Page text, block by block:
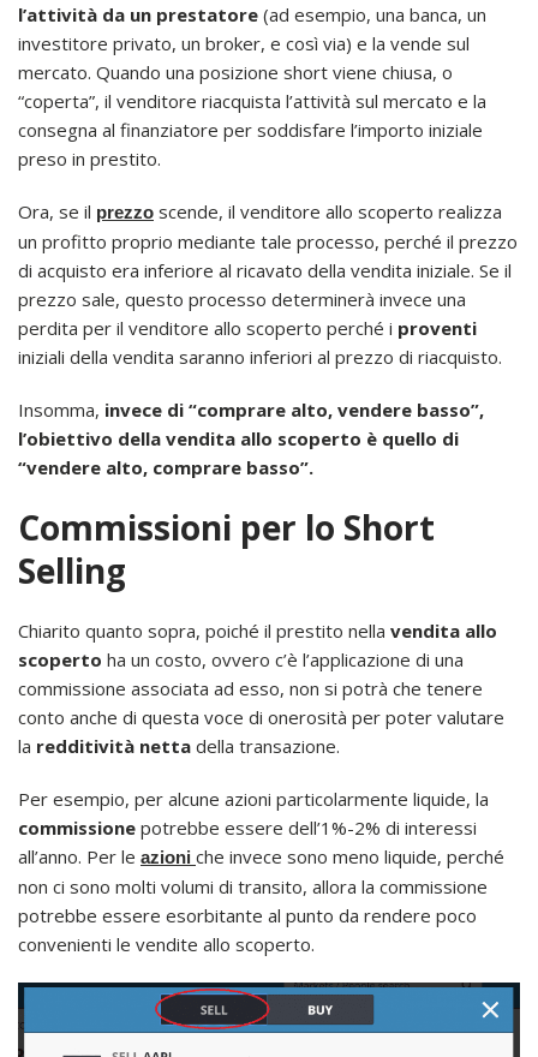
l’attività da un prestatore (ad esempio, una banca, un
investitore privato, un broker, e così via) e la vende sul
mercato. Quando una posizione short viene chiusa, o
“coperta”, il venditore riacquista l’attività sul mercato e la
consegna al finanziatore per soddisfare l’importo iniziale
preso in prestito.
Ora, se il prezzo scende, il venditore allo scoperto realizza
un profitto proprio mediante tale processo, perché il prezzo
di acquisto era inferiore al ricavato della vendita iniziale. Se il
prezzo sale, questo processo determinerà invece una
perdita per il venditore allo scoperto perché i proventi
iniziali della vendita saranno inferiori al prezzo di riacquisto.
Insomma, invece di “comprare alto, vendere basso”,
l’obiettivo della vendita allo scoperto è quello di
“vendere alto, comprare basso”.
Commissioni per lo Short
Selling
Chiarito quanto sopra, poiché il prestito nella vendita allo
scoperto ha un costo, ovvero c’è l’applicazione di una
commissione associata ad esso, non si potrà che tenere
conto anche di questa voce di onerosità per poter valutare
la redditività netta della transazione.
Per esempio, per alcune azioni particolarmente liquide, la
commissione potrebbe essere dell’1%-2% di interessi
all’anno. Per le azioni che invece sono meno liquide, perché
non ci sono molti volumi di transito, allora la commissione
potrebbe essere esorbitante al punto da rendere poco
convenienti le vendite allo scoperto.